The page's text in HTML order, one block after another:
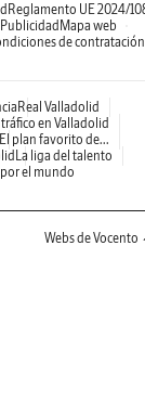
Reglamento UE 2024/
Publicidad Mapa web
de contratación
Real Valladolid
en Valladolid
El plan favorito de...
La liga del talento
el mundo
Webs de Vocento